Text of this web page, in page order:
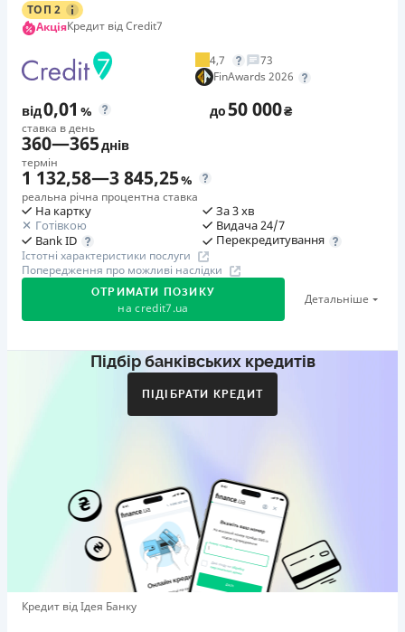
ТОП 2
АкціяКредит від Credit7
4,7
73
FinAwards 2026
від0,01 %
ставка в день
до50 000₴
360—365днів
термін
1 132,58—3 845,25%
реальна річна процентна ставка
На картку
Готівкою
Bank ID
За 3 хв
Видача 24/7
Перекредитування
Істотні характеристики послуги
Попередження про можливі наслідки
ОТРИМАТИ ПОЗИКУ
на credit7.ua
Детальніше
Акція: «Кешбек за друга»
Коли друг реєструється та отримує перший кредит
Бронзовий призер FinAwards 2026 «Найкраща програма
лояльності»
Перший займ
вiд 0,01%/день до 30 000 ₴
Повторний займ
Підбір банківських кредитів
ПІДІБРАТИ КРЕДИТ
Кредит від Ідея Банку